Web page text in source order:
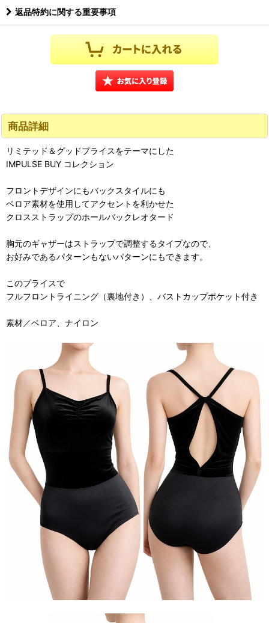
返品特約に関する重要事項
商品詳細
リミテッド＆グッドプライスをテーマにした
IMPULSE BUY コレクション
フロントデザインにもバックスタイルにも
ベロア素材を使用してアクセントを利かせた
クロスストラップのホールバックレオタード
胸元のギャザーはストラップで調整するタイプなので、
お好みであるパターンもないパターンにもできます。
このプライスで
フルフロントライニング（裏地付き）、バストカップポケット付き
素材／ベロア、ナイロン